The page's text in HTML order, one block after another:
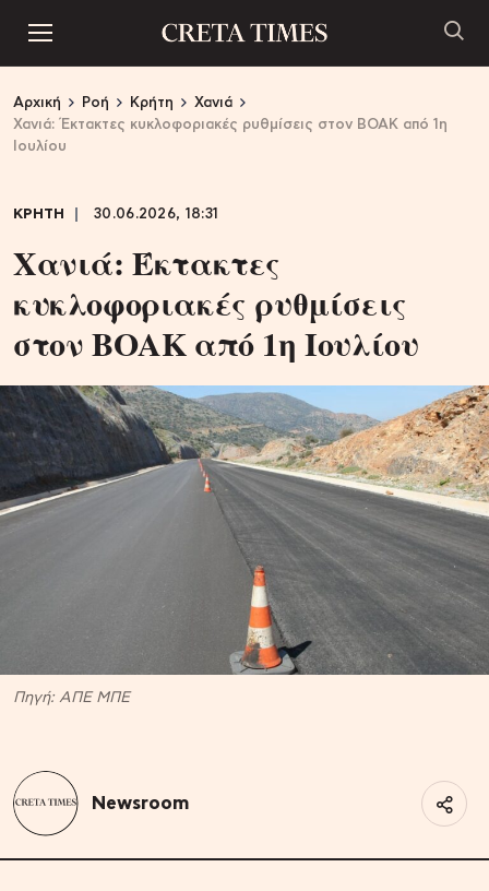
Αρχική Ροή Κρήτη
Χανιά
Χανιά: Έκτακτες κυκλοφοριακές ρυθμίσεις στον ΒΟΑΚ από 1η
Ιουλίου
ΚΡΗΤΗ 30.06.2026, 18:31
Χανιά: Έκτακτες
κυκλοφοριακές ρυθμίσεις
στον ΒΟΑΚ από 1η Ιουλίου
Πηγή: ΑΠΕ ΜΠΕ
Newsroom